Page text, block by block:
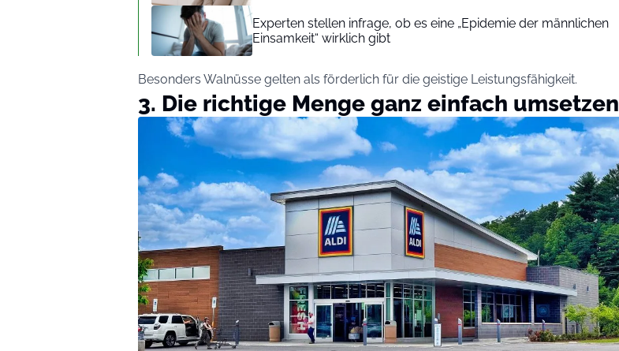
Experten stellen infrage, ob es eine „Epidemie der männlichen
Einsamkeit“ wirklich gibt
Besonders Walnüsse gelten als förderlich für die geistige Leistungsfähigkeit.
3. Die richtige Menge ganz einfach umsetzen